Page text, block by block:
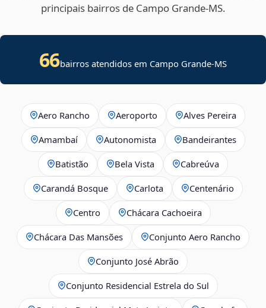
principais bairros de Campo Grande‑MS.
66bairros atendidos em Campo Grande-MS
Aero Rancho Aeroporto Alves Pereira
Amambaí Autonomista Bandeirantes
Batistão Bela Vista Cabreúva
Carandá Bosque Carlota Centenário
Centro Chácara Cachoeira
Chácara Das Mansões Conjunto Aero Rancho
Conjunto José Abrão
Conjunto Residencial Estrela do Sul